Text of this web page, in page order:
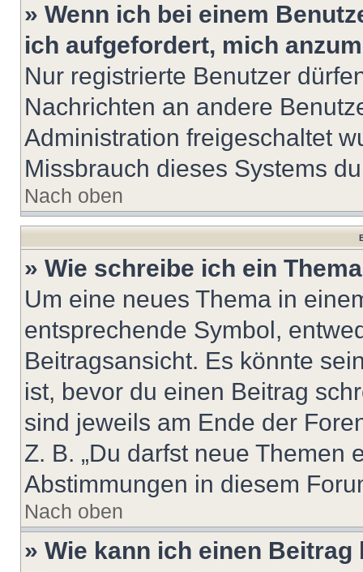
» Wenn ich bei einem
ich aufgefordert, mich
Nur registrierte Benutzer
Nachrichten an andere
Administration freigeschaltet
Missbrauch dieses Systems
Nach oben
» Wie schreibe ich ein
Um eine neues Thema in
entsprechende Symbol,
Beitragsansicht. Es könnte
ist, bevor du einen Beitrag
sind jeweils am Ende der
Z. B. „Du darfst neue Themen
Abstimmungen in diesem
Nach oben
» Wie kann ich einen